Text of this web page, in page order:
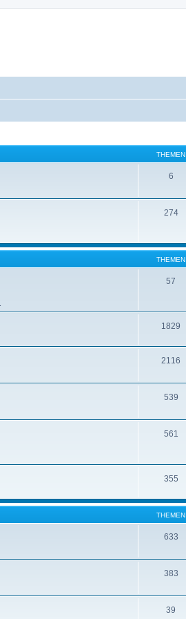
THEMEN
6
274
THEMEN
57
1829
2116
539
561
355
THEMEN
633
383
39